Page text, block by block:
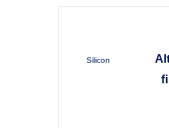
Silicon